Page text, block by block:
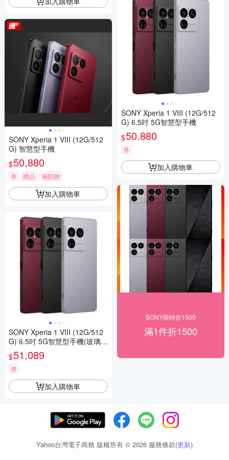
SONY Xperia 1 VIII (12G/512
G) 智慧型手機
$50,880
券 贈品 滿額贈
加入購物車
SONY Xperia 1 VIII (12G/512
G) 6.5吋 5G智慧型手機(玻璃貼
+保護殼組合)
$51,089
券
加入購物車
SONY Xperia 1 VIII (12G/512
G) 6.5吋 5G智慧型手機
$50,880
券
加入購物車
SONY限時折1500
滿1件折1500
Yahoo台灣電子商務 版權所有 © 2026 服務條款(更新)